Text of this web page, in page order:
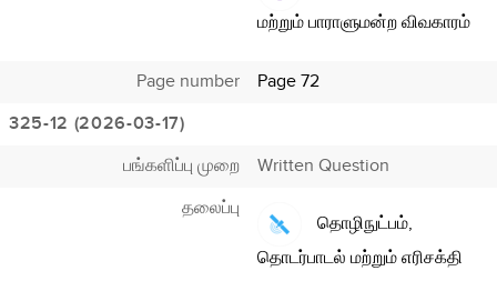
மற்றும் பாராளுமன்ற விவகாரம்
Page number
Page 72
325-12 (2026-03-17)
பங்களிப்பு முறை
Written Question
தலைப்பு
தொழிநுட்பம்,
தொடர்பாடல் மற்றும் எரிசக்தி